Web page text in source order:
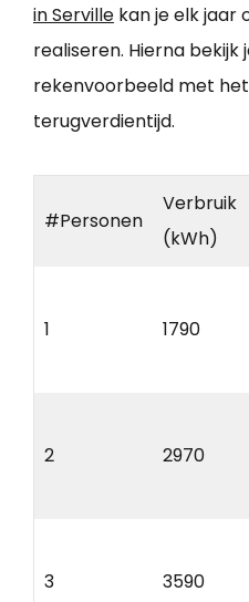
in Serville kan je elk jaar
realiseren. Hierna
rekenvoorbeeld met
terugverdientijd.
#Personen
Verbruik
(kWh)
1 1790
2 2970
3 3590